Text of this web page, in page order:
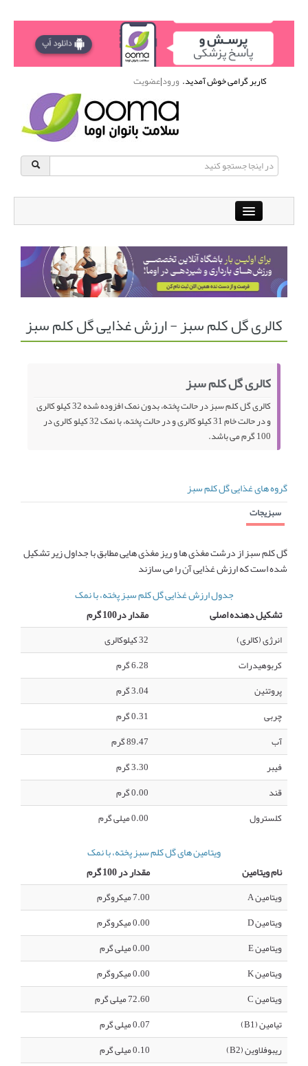
کاربر گرامی خوش آمدید.ورود|عضویت
باشگاه آنلاین ورزشی اوما
دانشنامه سلامت بانوان پرسش و پاسخ
انجمن متخصصین زنان و اوما انتخاب نام کودک
تماس با ما
کالری گل کلم سبز - ارزش غذایی گل کلم سبز
کالری گل کلم سبز
کالری گل کلم سبز در حالت پخته، بدون نمک افزوده شده 32 کیلو کالری
و در حالت خام 31 کیلو کالری و در حالت پخته، با نمک 32 کیلو کالری در
100 گرم می باشد.
گروه های غذایی گل کلم سبز
سبزیجات
گل کلم سبز از درشت مغذی ها و ریز مغذی هایی مطابق با جداول زیر تشکیل
شده است که ارزش غذایی آن را می سازند
جدول ارزش غذایی گل کلم سبز پخته، با نمک
تشکیل دهنده اصلی
مقدار در100 گرم
انرژی (کالری)
32 کیلوکالری
کربوهیدرات
6.28 گرم
پروتئین
3.04 گرم
چربی
0.31 گرم
آب
89.47 گرم
فیبر
3.30 گرم
قند
0.00 گرم
کلسترول
0.00 میلی گرم
ویتامین های گل کلم سبز پخته، با نمک
نام ویتامین
مقدار در 100 گرم
ویتامین A
7.00 میکروگرم
ویتامین D
0.00 میکروگرم
ویتامین E
0.00 میلی گرم
ویتامین K
0.00 میکروگرم
ویتامین C
72.60 میلی گرم
تیامین (B1)
0.07 میلی گرم
ریبوفلاوین (B2)
0.10 میلی گرم